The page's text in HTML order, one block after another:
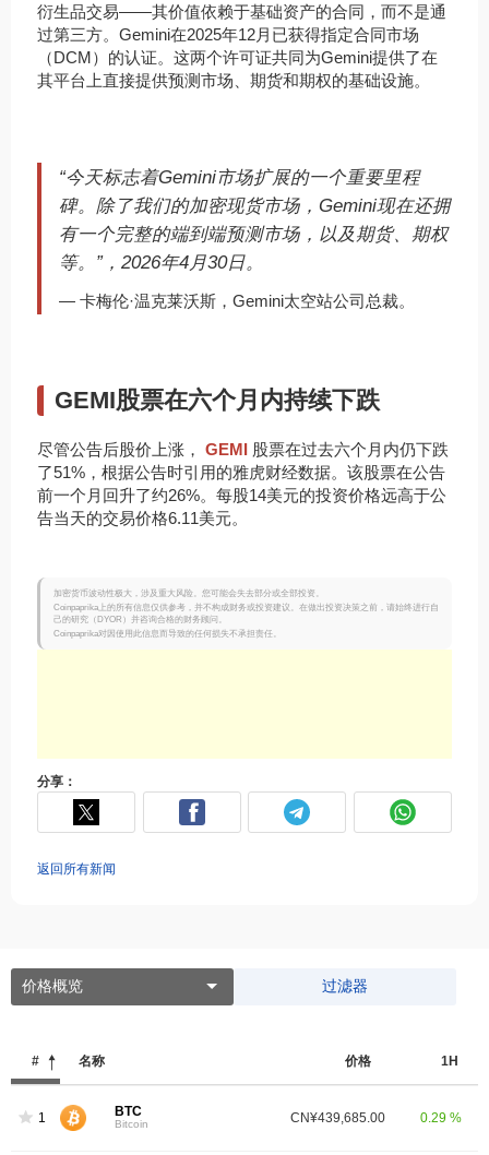
衍生品交易——其价值依赖于基础资产的合同，而不是通
过第三方。Gemini在2025年12月已获得指定合同市场
（DCM）的认证。这两个许可证共同为Gemini提供了在
其平台上直接提供预测市场、期货和期权的基础设施。
“今天标志着Gemini市场扩展的一个重要里程
碑。除了我们的加密现货市场，Gemini现在还拥
有一个完整的端到端预测市场，以及期货、期权
等。”，2026年4月30日。
— 卡梅伦·温克莱沃斯，Gemini太空站公司总裁。
GEMI股票在六个月内持续下跌
尽管公告后股价上涨， GEMI 股票在过去六个月内仍下跌
了51%，根据公告时引用的雅虎财经数据。该股票在公告
前一个月回升了约26%。每股14美元的投资价格远高于公
告当天的交易价格6.11美元。
加密货币波动性极大，涉及重大风险。您可能会失去部分或全部投资。
Coinpaprika上的所有信息仅供参考，并不构成财务或投资建议。在做出投资决策之前，请始终进行自
己的研究（DYOR）并咨询合格的财务顾问。
Coinpaprika对因使用此信息而导致的任何损失不承担责任。
分享：
返回所有新闻
价格概览 过滤器
# 名称 价格 1H
1 BTC
Bitcoin CN¥439,685.00 0.29 %